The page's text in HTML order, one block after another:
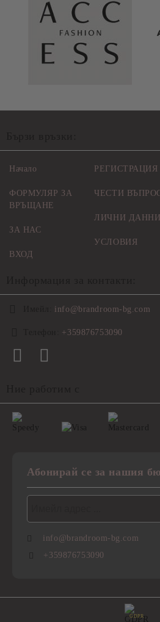
Начало
ФОРМУЛЯР ЗА
ВРЪЩАНЕ
ЗА НАС
ВХОД
РЕГИСТРАЦИЯ
ЧЕСТИ
ЛИЧНИ ДАННИ
УСЛОВИЯ
info@brandroom-bg.com
+359876753090
Абонирай се за нашия
info@brandroom-bg.com
+359876753090
GDPR